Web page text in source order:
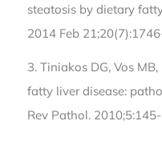
steatosis by dietary
2014 Feb
3. Tiniakos DG, Vos
fatty liver disease:
Rev Pathol.